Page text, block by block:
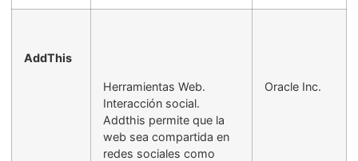
AddThis
Herramientas Web.
Interacción social.
Addthis permite que la
web sea compartida en
redes sociales como
Oracle Inc.